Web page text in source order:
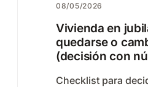
08/05/2026
Vivienda en
quedarse o
(decisión con
Checklist para